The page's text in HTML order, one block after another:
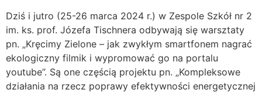
Dziś i jutro (25-26 marca 2024 r.) w Zespole Szkół nr 2
im. ks. prof. Józefa Tischnera odbywają się warsztaty
pn. „Kręcimy Zielone – jak zwykłym smartfonem nagrać
ekologiczny filmik i wypromować go na portalu
youtube”. Są one częścią projektu pn. „Kompleksowe
działania na rzecz poprawy efektywności energetycznej